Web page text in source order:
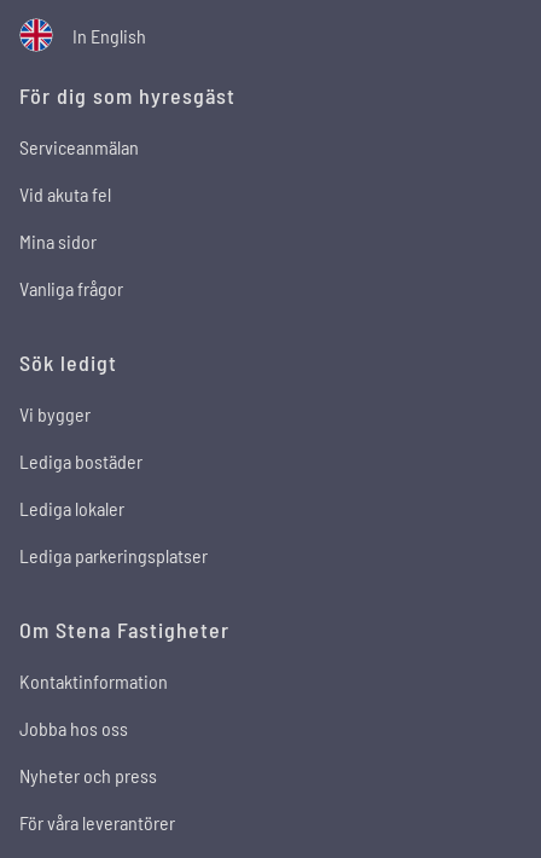
In English
För dig som hyresgäst
Serviceanmälan
Vid akuta fel
Mina sidor
Vanliga frågor
Sök ledigt
Vi bygger
Lediga bostäder
Lediga lokaler
Lediga parkeringsplatser
Om Stena Fastigheter
Kontaktinformation
Jobba hos oss
Nyheter och press
För våra leverantörer